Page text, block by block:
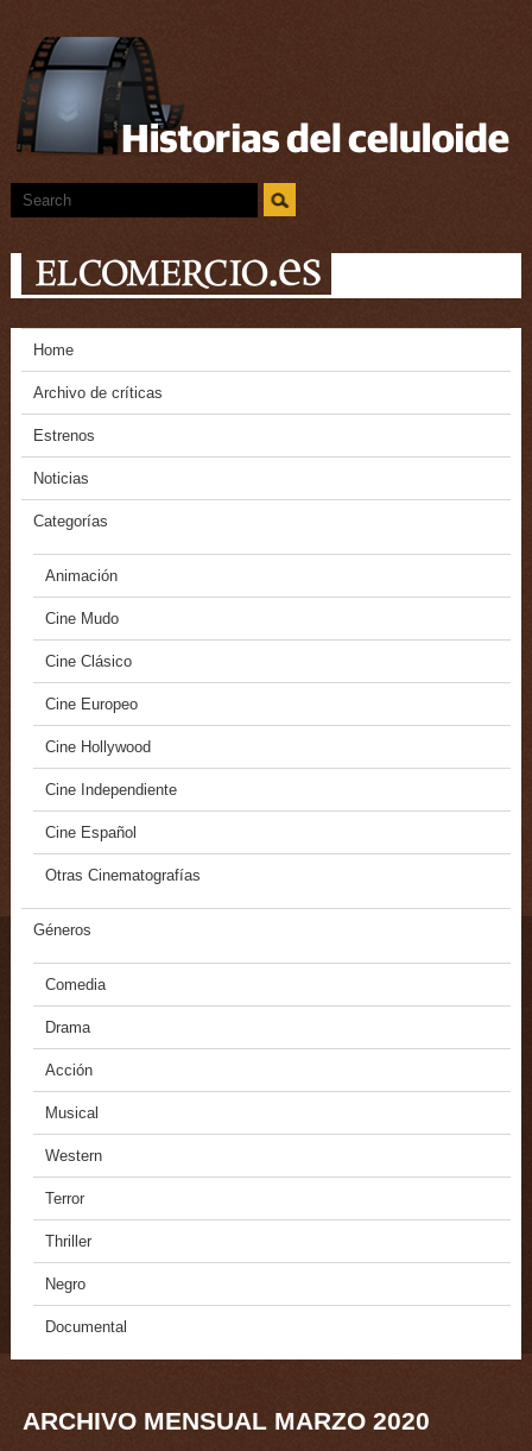
Home
Archivo de críticas
Estrenos
Noticias
Categorías
Animación
Cine Mudo
Cine Clásico
Cine Europeo
Cine Hollywood
Cine Independiente
Cine Español
Otras Cinematografías
Géneros
Comedia
Drama
Acción
Musical
Western
Terror
Thriller
Negro
Documental
ARCHIVO MENSUAL MARZO 2020